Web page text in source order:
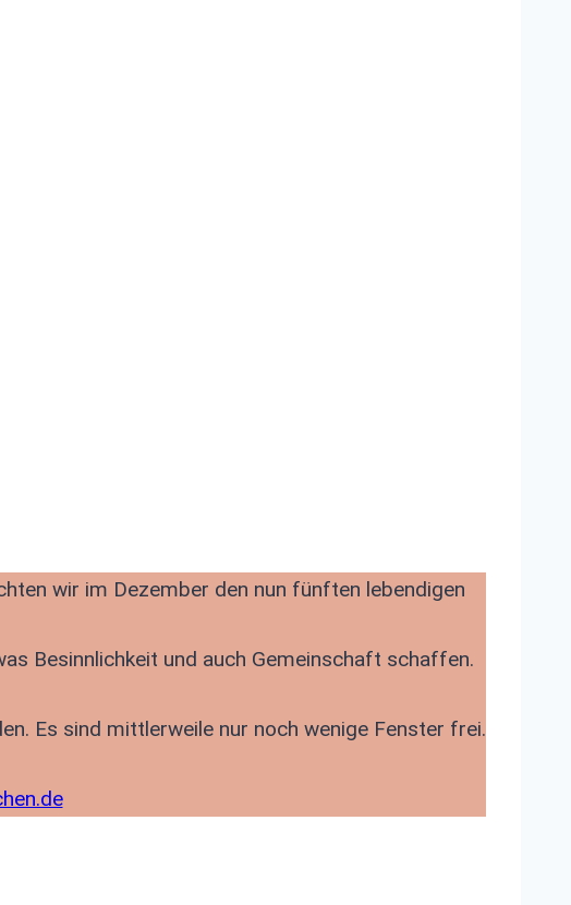
wir im Dezember den nun fünften lebendigen
Besinnlichkeit und auch Gemeinschaft schaffen.
Es sind mittlerweile nur noch wenige Fenster frei.